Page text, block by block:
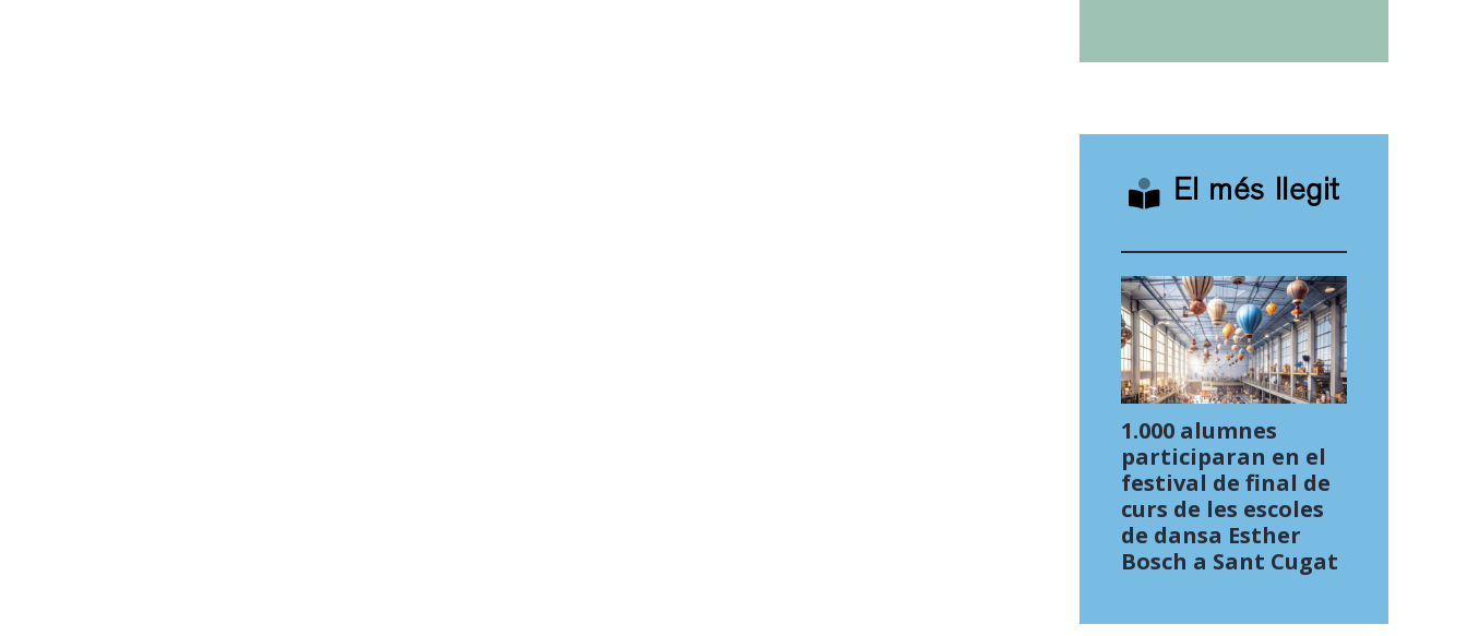
El més llegit
1.000 alumnes
participaran en el
festival de final de
curs de les escoles
de dansa Esther
Bosch a Sant Cugat